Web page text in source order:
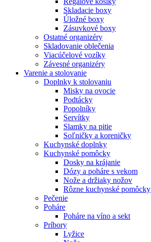
Skladacie boxy
Úložné boxy
Zásuvkové boxy
Ostatné organizéry
Skladovanie oblečenia
Viacúčelové vozíky
Závesné organizéry
Varenie a stolovanie
Doplnky k stolovaniu
Misky na ovocie
Podtácky
Popolníky
Servítky
Slamky na pitie
Soľničky a koreničky
Kuchynské doplnky
Kuchynské pomôcky
Dosky na krájanie
Dózy a poháre s vekom
Nože a držiaky nožov
Rôzne kuchynské pomôcky
Pečenie
Poháre
Poháre na víno a sekt
Príbory
Lyžice